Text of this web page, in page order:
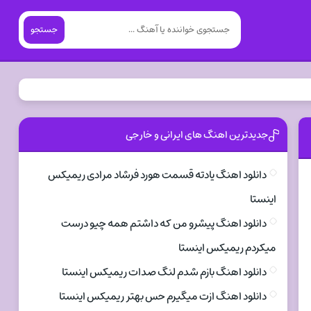
جستجو
جدیدترین اهنگ های ایرانی و خارجی
دانلود اهنگ یادته قسمت هورد فرشاد مرادی ریمیکس
اینستا
دانلود اهنگ پیشرو من که داشتم همه چیو درست
میکردم ریمیکس اینستا
دانلود اهنگ بازم شدم لنگ صدات ریمیکس اینستا
دانلود اهنگ ازت میگیرم حس بهتر ریمیکس اینستا